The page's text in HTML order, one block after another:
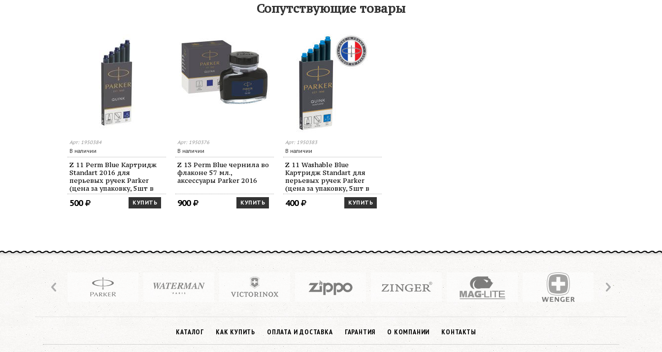
Сопутствующие товары
Арт: 1950384
В наличии
Z 11 Perm Blue Картридж
Standart 2016 для
перьевых ручек Parker
(цена за упаковку, 5шт в
упаковке)
500 КУПИТЬ
Арт: 1950376
В наличии
Z 13 Perm Blue чернила во
флаконе 57 мл.,
аксессуары Parker 2016
900 КУПИТЬ
Арт: 1950383
В наличии
Z 11 Washable Blue
Картридж Standart для
перьевых ручек Parker
(цена за упаковку, 5шт в
упаковке)
400 КУПИТЬ
КАТАЛОГ КАК КУПИТЬ ОПЛАТА И ДОСТАВКА ГАРАНТИЯ О КОМПАНИИ КОНТАКТЫ